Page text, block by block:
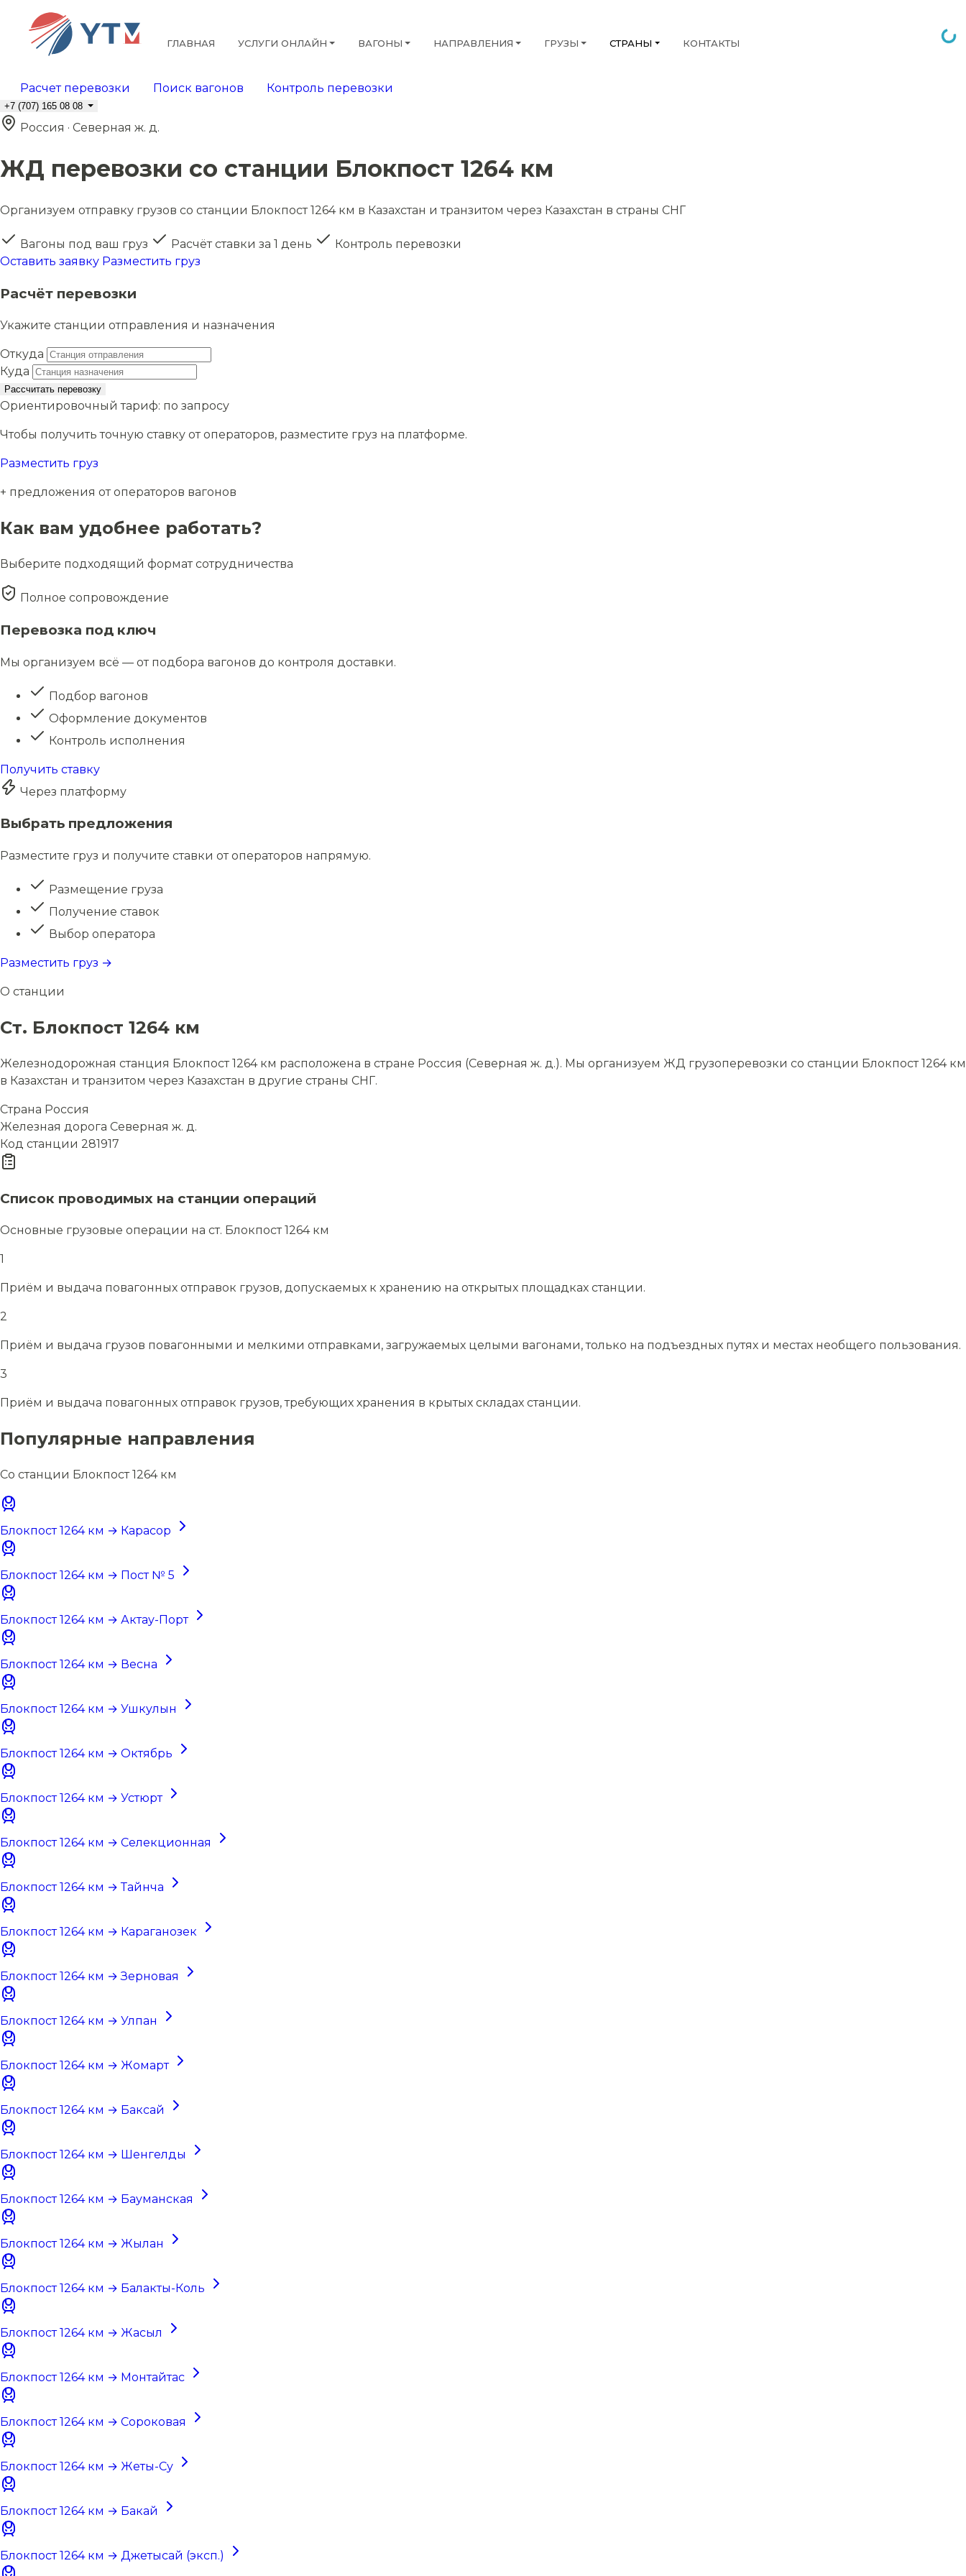
ГЛАВНАЯ УСЛУГИ ОНЛАЙН ВАГОНЫ НАПРАВЛЕНИЯ ГРУЗЫ СТРАНЫ КОНТАКТЫ
Расчет перевозки Поиск вагонов Контроль перевозки
+7 (707) 165 08 08
Россия · Северная ж. д.
ЖД перевозки со станции Блокпост 1264 км
Организуем отправку грузов со станции Блокпост 1264 км в Казахстан и транзитом через Казахстан в страны СНГ
Вагоны под ваш груз Расчёт ставки за 1 день
Контроль перевозки
Оставить заявку Разместить груз
Расчёт перевозки
Укажите станции отправления и назначения
Откуда
Куда
Рассчитать перевозку
Ориентировочный тариф: по запросу
Чтобы получить точную ставку от операторов, разместите груз на платформе.
Разместить груз
+ предложения от операторов вагонов
Как вам удобнее работать?
Выберите подходящий формат сотрудничества
Полное сопровождение
Перевозка под ключ
Мы организуем всё — от подбора вагонов до контроля доставки.
Подбор вагонов
Оформление документов
Контроль исполнения
Получить ставку
Через платформу
Выбрать предложения
Разместите груз и получите ставки от операторов напрямую.
Размещение груза
Получение ставок
Выбор оператора
Разместить груз →
О станции
Ст. Блокпост 1264 км
Железнодорожная станция Блокпост 1264 км расположена в стране Россия (Северная ж. д.). Мы организуем ЖД грузоперевозки со станции Блокпост 1264 км
в Казахстан и транзитом через Казахстан в другие страны СНГ.
Страна Россия
Железная дорога Северная ж. д.
Код станции 281917
Список проводимых на станции операций
Основные грузовые операции на ст. Блокпост 1264 км
1
Приём и выдача повагонных отправок грузов, допускаемых к хранению на открытых площадках станции.
2
Приём и выдача грузов повагонными и мелкими отправками, загружаемых целыми вагонами, только на подъездных путях и местах необщего пользования.
3
Приём и выдача повагонных отправок грузов, требующих хранения в крытых складах станции.
Популярные направления
Со станции Блокпост 1264 км
Блокпост 1264 км → Карасор
Блокпост 1264 км → Пост № 5
Блокпост 1264 км → Актау-Порт
Блокпост 1264 км → Весна
Блокпост 1264 км → Ушкулын
Блокпост 1264 км → Октябрь
Блокпост 1264 км → Устюрт
Блокпост 1264 км → Селекционная
Блокпост 1264 км → Тайнча
Блокпост 1264 км → Караганозек
Блокпост 1264 км → Зерновая
Блокпост 1264 км → Улпан
Блокпост 1264 км → Жомарт
Блокпост 1264 км → Баксай
Блокпост 1264 км → Шенгелды
Блокпост 1264 км → Бауманская
Блокпост 1264 км → Жылан
Блокпост 1264 км → Балакты-Коль
Блокпост 1264 км → Жасыл
Блокпост 1264 км → Монтайтас
Блокпост 1264 км → Сороковая
Блокпост 1264 км → Жеты-Су
Блокпост 1264 км → Бакай
Блокпост 1264 км → Джетысай (эксп.)